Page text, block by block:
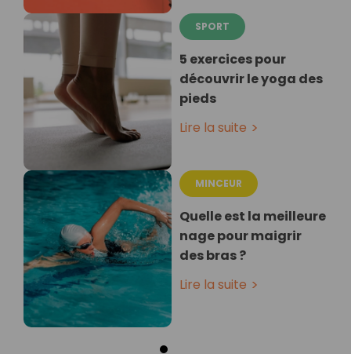
SPORT
5 exercices pour
découvrir le yoga des
pieds
Lire la suite
MINCEUR
Quelle est la meilleure
nage pour maigrir
des bras ?
Lire la suite